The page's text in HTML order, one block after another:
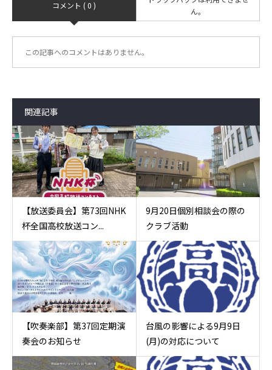
コメント ( 0 )
ん。
この記事へのコメントはありません。
関連記事
【放送委員会】第73回NHK
杯全国高校放送コン...
9月20日個別相談会の際の
クラブ活動
【吹奏楽部】第37回定期演
奏会のお知らせ
台風の影響による9月9日
(月)の対応について